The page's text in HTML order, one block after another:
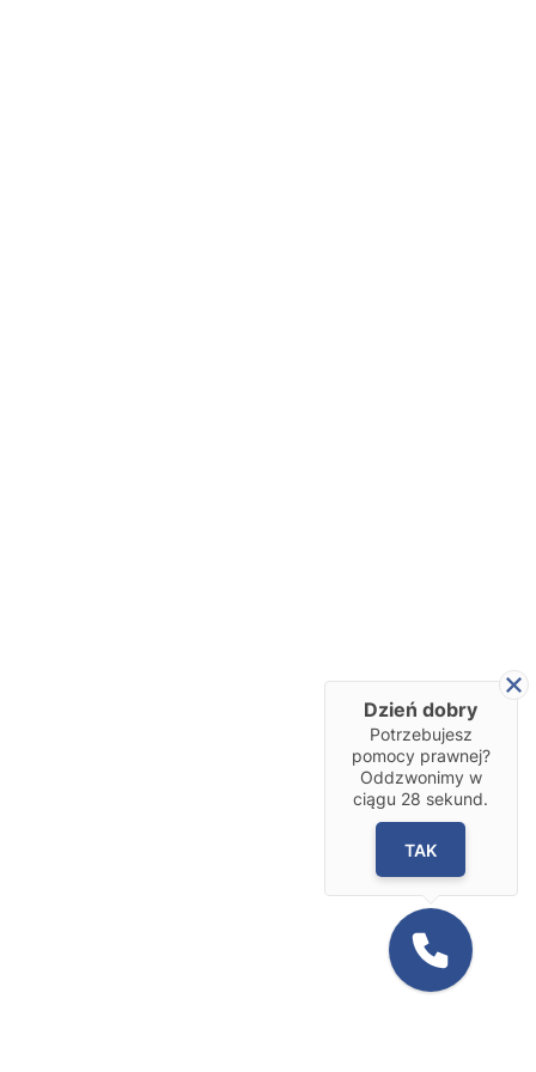
Dzień dobry
Potrzebujesz
pomocy prawnej?
Oddzwonimy w
ciągu 28 sekund.
TAK